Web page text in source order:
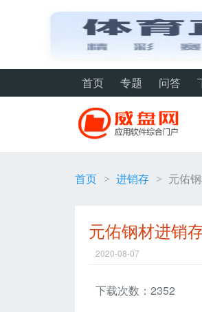
首页 专题 问答
首页 > 进销存 > 元佑
元佑钢材进销
2020-08-07
下载次数：2352